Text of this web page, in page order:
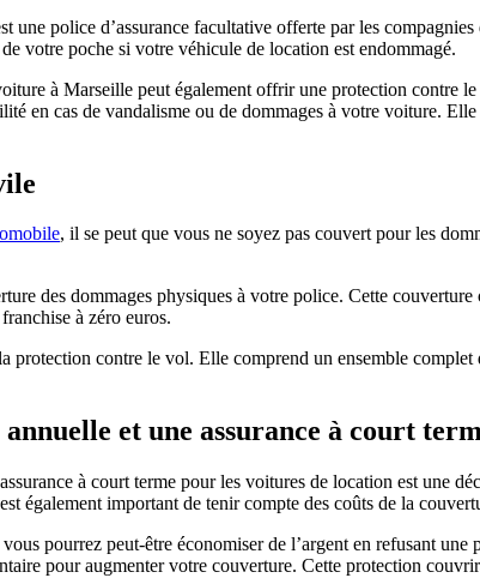
une police d’assurance facultative offerte par les
votre poche si votre véhicule de location est endommagé.
à Marseille peut également offrir une protection
en cas de vandalisme ou de dommages à votre voiture.
, il se peut que vous ne soyez pas couvert pour les
des dommages physiques à votre police. Cette
à zéro euros.
protection contre le vol. Elle comprend un ensemble
et une assurance à court
à court terme pour les voitures de location est une
également important de tenir compte des coûts de la
pourrez peut-être économiser de l’argent en refusant
pour augmenter votre couverture. Cette protection